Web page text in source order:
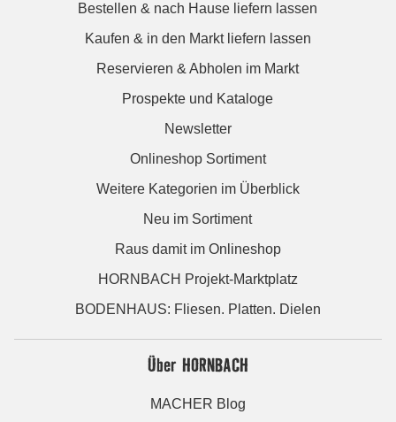
Bestellen & nach Hause liefern lassen
Kaufen & in den Markt liefern lassen
Reservieren & Abholen im Markt
Prospekte und Kataloge
Newsletter
Onlineshop Sortiment
Weitere Kategorien im Überblick
Neu im Sortiment
Raus damit im Onlineshop
HORNBACH Projekt-Marktplatz
BODENHAUS: Fliesen. Platten. Dielen
Über HORNBACH
MACHER Blog